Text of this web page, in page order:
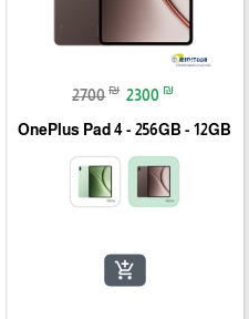
2700 ₪ 2300 ₪
OnePlus Pad 4 - 256GB - 12GB
add_shopping_cart